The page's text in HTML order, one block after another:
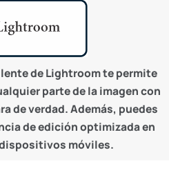
de Lightroom te permite
parte de la imagen con
de verdad. Además, puedes
de edición optimizada en
móviles.